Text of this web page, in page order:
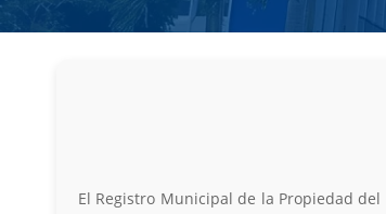
El Registro Municipal de la Propiedad